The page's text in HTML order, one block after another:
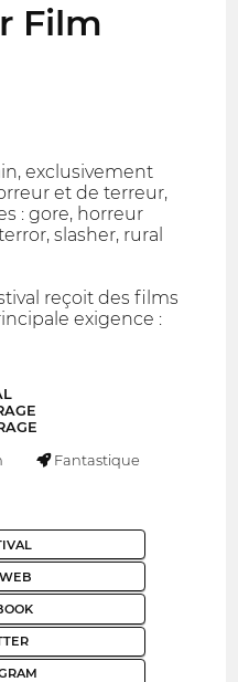
Film
exclusivement
et de terreur,
: gore, horreur
slasher, rural
reçoit des films
exigence :
Fantastique